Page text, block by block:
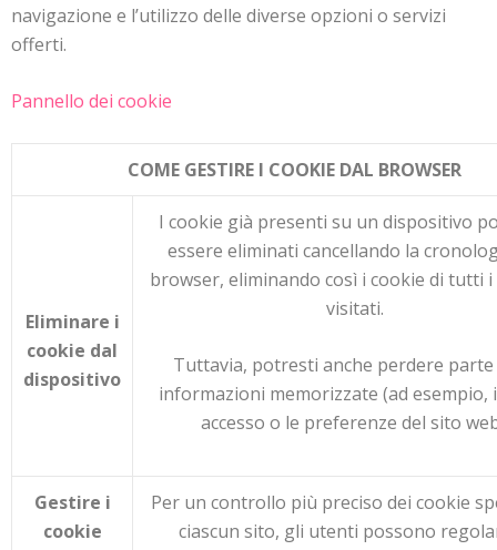
navigazione e l’utilizzo delle diverse opzioni o servizi
offerti.
Pannello dei cookie
COME GESTIRE I COOKIE DAL BROWSER
Eliminare i
cookie dal
dispositivo
I cookie già presenti su un dispositivo
essere eliminati cancellando la
browser, eliminando così i cookie di tutti
visitati.
Tuttavia, potresti anche perdere parte
informazioni memorizzate (ad esempio,
accesso o le preferenze del sito
Gestire i
cookie
Per un controllo più preciso dei cookie
ciascun sito, gli utenti possono